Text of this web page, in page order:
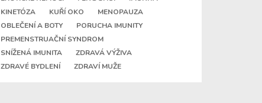
KINETÓZA
KUŘÍ OKO
MENOPAUZA
OBLEČENÍ A BOTY
PORUCHA IMUNITY
PREMENSTRUAČNÍ SYNDROM
SNÍŽENÁ IMUNITA
ZDRAVÁ VÝŽIVA
ZDRAVÉ BYDLENÍ
ZDRAVÍ MUŽE